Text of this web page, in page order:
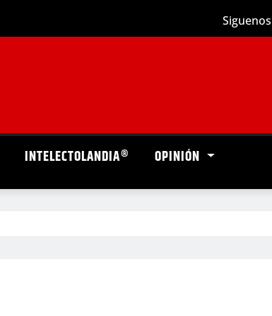
Siguenos
INTELECTOLANDIA® OPINIÓN